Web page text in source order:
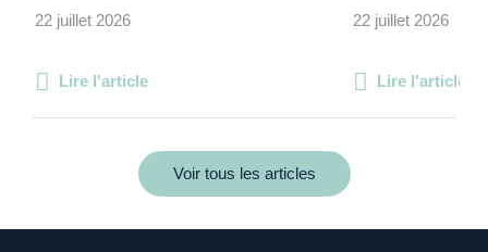
22 juillet 2026
Lire l'article
22 juillet 2026
Lire l'article
Voir tous les articles